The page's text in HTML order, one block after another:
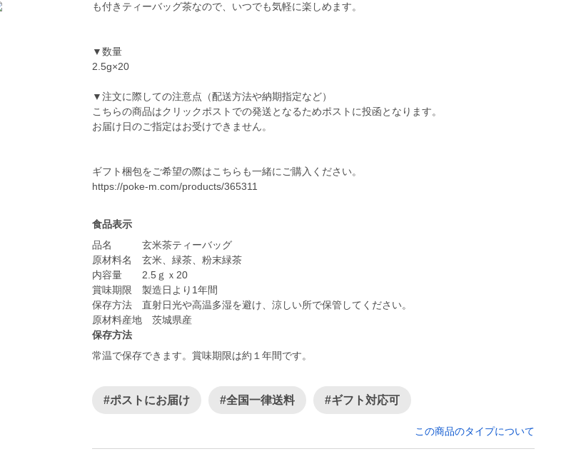
も付きティーバッグ茶なので、いつでも気軽に楽しめます。
▼数量
2.5g×20
▼注文に際しての注意点（配送方法や納期指定など）
こちらの商品はクリックポストでの発送となるためポストに投函となります。
お届け日のご指定はお受けできません。
ギフト梱包をご希望の際はこちらも一緒にご購入ください。
https://poke-m.com/products/365311
食品表示
品名 玄米茶ティーバッグ
原材料名 玄米、緑茶、粉末緑茶
内容量 2.5ｇｘ20
賞味期限 製造日より1年間
保存方法 直射日光や高温多湿を避け、涼しい所で保管してください。
原材料産地 茨城県産
保存方法
常温で保存できます。賞味期限は約１年間です。
#ポストにお届け #全国一律送料 #ギフト対応可
この商品のタイプについて